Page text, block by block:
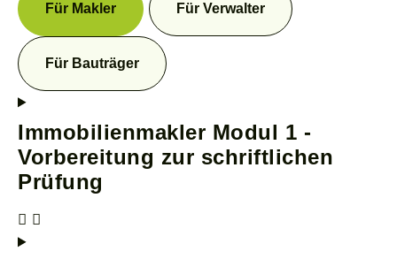
Für Makler Für Verwalter
Für Bauträger
Immobilienmakler Modul 1 -
Vorbereitung zur schriftlichen
Prüfung